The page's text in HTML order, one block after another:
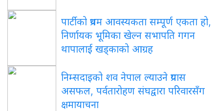
पार्टीको प्रथम आवस्यकता सम्पूर्ण एकता हो,
निर्णायक भूमिका खेल्न सभापति गगन
थापालाई खड्काको आग्रह
निम्सदाइको शव नेपाल ल्याउने प्रयास
असफल, पर्वतारोहण संघद्वारा परिवारसँग
क्षमायाचना